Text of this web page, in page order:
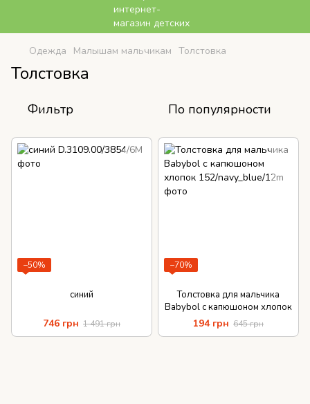
Одежда Малышам мальчикам Толстовка
Толстовка
Фильтр По популярности
−50%
синий
746 грн 1 491 грн
−70%
Толстовка для мальчика
Babybol с капюшоном хлопок
194 грн 645 грн